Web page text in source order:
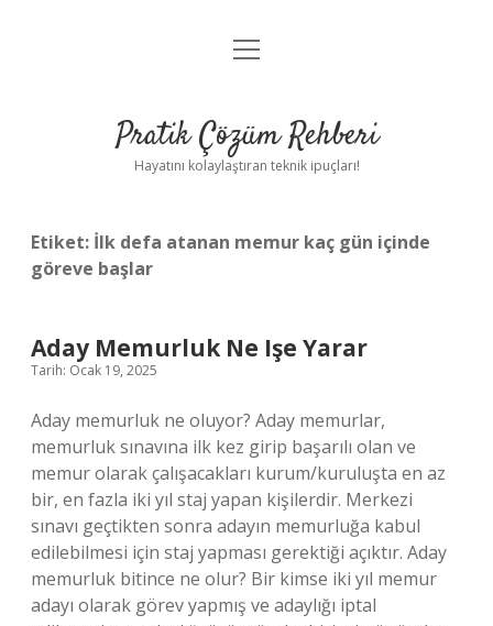
Anasayfa
Yasal Uyarı
menüyü
Pratik Çözüm Rehberi
Hayatını kolaylaştıran teknik ipuçları!
Etiket: İlk defa atanan memur kaç gün içinde
göreve başlar
Aday Memurluk Ne Işe Yarar
Tarih: Ocak 19, 2025
Aday memurluk ne oluyor? Aday memurlar,
memurluk sınavına ilk kez girip başarılı olan ve
memur olarak çalışacakları kurum/kuruluşta en az
bir, en fazla iki yıl staj yapan kişilerdir. Merkezi
sınavı geçtikten sonra adayın memurluğa kabul
edilebilmesi için staj yapması gerektiği açıktır. Aday
memurluk bitince ne olur? Bir kimse iki yıl memur
adayı olarak görev yapmış ve adaylığı iptal